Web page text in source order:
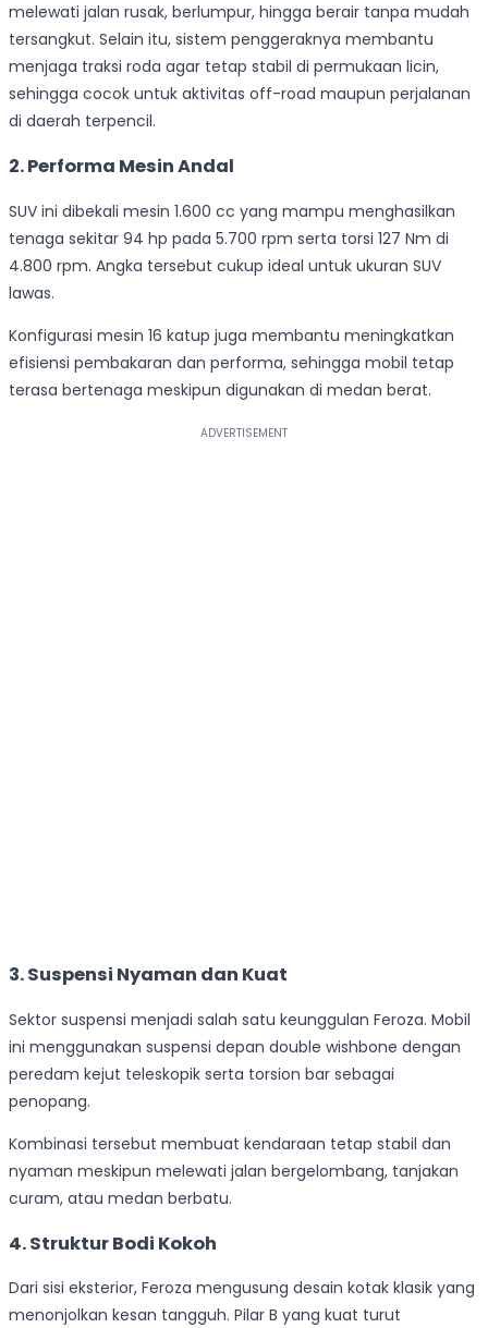
melewati jalan rusak, berlumpur, hingga berair tanpa mudah
tersangkut. Selain itu, sistem penggeraknya membantu
menjaga traksi roda agar tetap stabil di permukaan licin,
sehingga cocok untuk aktivitas off-road maupun perjalanan
di daerah terpencil.
2. Performa Mesin Andal
SUV ini dibekali mesin 1.600 cc yang mampu menghasilkan
tenaga sekitar 94 hp pada 5.700 rpm serta torsi 127 Nm di
4.800 rpm. Angka tersebut cukup ideal untuk ukuran SUV
lawas.
Konfigurasi mesin 16 katup juga membantu meningkatkan
efisiensi pembakaran dan performa, sehingga mobil tetap
terasa bertenaga meskipun digunakan di medan berat.
3. Suspensi Nyaman dan Kuat
Sektor suspensi menjadi salah satu keunggulan Feroza. Mobil
ini menggunakan suspensi depan double wishbone dengan
peredam kejut teleskopik serta torsion bar sebagai
penopang.
Kombinasi tersebut membuat kendaraan tetap stabil dan
nyaman meskipun melewati jalan bergelombang, tanjakan
curam, atau medan berbatu.
4. Struktur Bodi Kokoh
Dari sisi eksterior, Feroza mengusung desain kotak klasik yang
menonjolkan kesan tangguh. Pilar B yang kuat turut